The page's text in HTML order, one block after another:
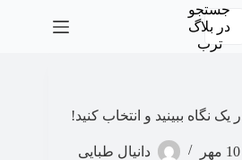
جستجو
در بلاگ
ترب
یک نگاه ببینید و انتخاب کنید!
10 مهر دانیال طبایی